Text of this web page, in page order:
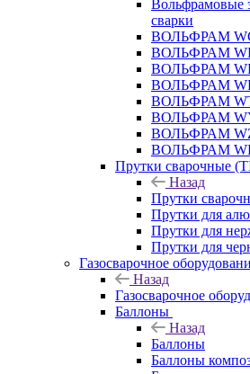
Вольфрамовые
сварки
ВОЛЬФРАМ
ВОЛЬФРАМ
ВОЛЬФРАМ
ВОЛЬФРАМ WP
ВОЛЬФРАМ
ВОЛЬФРАМ
ВОЛЬФРАМ
ВОЛЬФРАМ
Прутки сварочные
Назад
Прутки
Прутки для
Прутки для
Прутки для
Газосварочное
Назад
Газосварочное
Баллоны
Назад
Баллоны
Баллоны